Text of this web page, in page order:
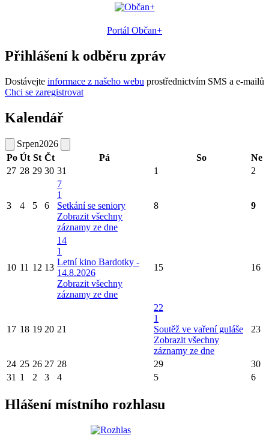
Portál Občan+
Přihlášení k odběru zpráv
Dostávejte informace z našeho webu prostřednictvím SMS a e-mailů
Chci se zaregistrovat
Kalendář
Srpen2026
Po Út St Čt Pá So
Ne
27 28 29 30 31 1 2
3 4 5 6
7
1
Setkání se seniory
Zobrazit všechny
záznamy ze dne
8 9
10 11 12 13
14
1
Letní kino Bardotky -
14.8.2026
Zobrazit všechny
záznamy ze dne
15 16
17 18 19 20 21
22
1
Soutěž ve vaření guláše
Zobrazit všechny
záznamy ze dne
23
24 25 26 27 28 29
30
31 1 2 3 4 5 6
Hlášení místního rozhlasu